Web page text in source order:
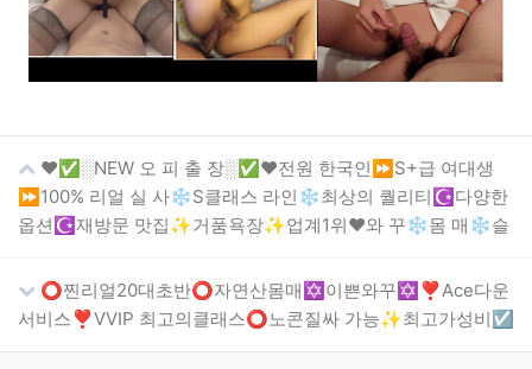
❤️✅░NEW 오 피 출 장░✅❤️전원 한국인⏩S+급 여대생
⏩100% 리얼 실 사❄️S클래스 라인❄️최상의 퀄리티☪️다양한
옵션☪️재방문 맛집✨거품욕장✨업계1위❤️와 꾸❄️몸 매❄️슬
⭕️찐리얼20대초반⭕️자연산몸매✡️이쁜와꾸✡️❣️Ace다운
서비스❣️VVIP 최고의클래스⭕노콘질싸 가능✨최고가성비☑️